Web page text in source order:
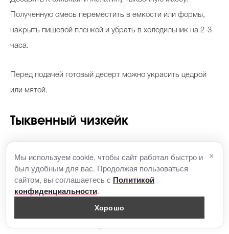
Полученную смесь переместить в емкости или формы,
накрыть пищевой пленкой и убрать в холодильник на 2-3
часа.
Перед подачей готовый десерт можно украсить цедрой
или мятой.
Тыквенный чизкейк
800 г тыквы,
600 г сливочного сыра,
500 мл сливок (не меньше 20%),
Мы используем cookie, чтобы сайт работал быстро и
был удобным для вас. Продолжая пользоваться
сайтом, вы соглашаетесь с Политикой
конфиденциальности.
Хорошо
×